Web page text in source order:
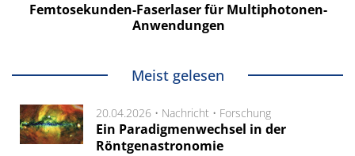
Femtosekunden-Faserlaser für Multiphotonen-
Anwendungen
Meist gelesen
20.04.2026 • Nachricht • Forschung
Ein Paradigmenwechsel in der
Röntgenastronomie